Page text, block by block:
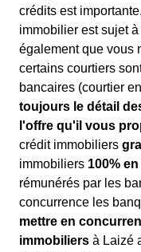
crédits est
immobilier est sujet
également que vous
certains courtiers
bancaires (courtier
toujours le détail
l'offre qu'il vous
crédit immobiliers
immobiliers 100%
rémunérés par les
concurrence les
mettre en
immobiliers à Laizé